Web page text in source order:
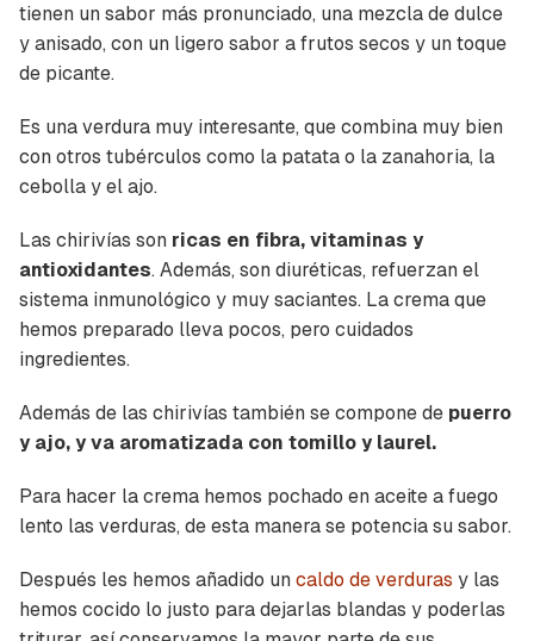
tienen un sabor más pronunciado, una mezcla de dulce
y anisado, con un ligero sabor a frutos secos y un toque
de picante.
Es una verdura muy interesante, que combina muy bien
con otros tubérculos como la patata o la zanahoria, la
cebolla y el ajo.
Las chirivías son ricas en fibra, vitaminas y
antioxidantes. Además, son diuréticas, refuerzan el
sistema inmunológico y muy saciantes. La crema que
hemos preparado lleva pocos, pero cuidados
ingredientes.
Además de las chirivías también se compone de puerro
y ajo, y va aromatizada con tomillo y laurel.
Para hacer la crema hemos pochado en aceite a fuego
lento las verduras, de esta manera se potencia su sabor.
Después les hemos añadido un caldo de verduras y las
hemos cocido lo justo para dejarlas blandas y poderlas